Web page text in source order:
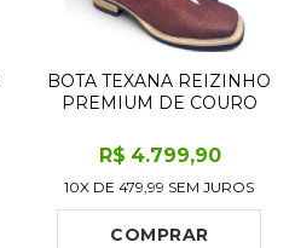
BOTA TEXANA REIZINHO
PREMIUM DE COURO
EVOK LIMITED EDITION -
CANO ALTO, BICO
QUADRADO - SOLADO X-
FLEX ARTESANAL
R$ 4.799,90
10X DE479,99 SEM JUROS
COMPRAR